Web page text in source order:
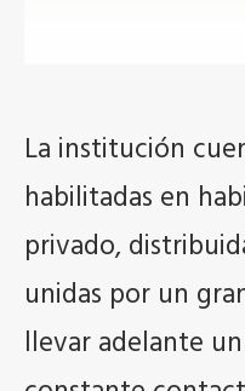
La institución
habilitadas en
privado,
unidas por un
llevar adelante